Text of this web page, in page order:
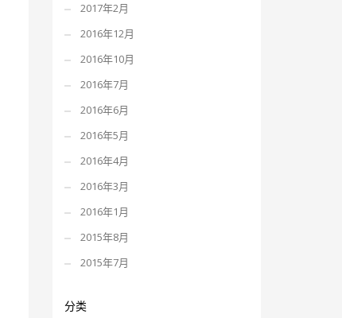
2017年2月
2016年12月
2016年10月
2016年7月
2016年6月
2016年5月
2016年4月
2016年3月
2016年1月
2015年8月
2015年7月
分类